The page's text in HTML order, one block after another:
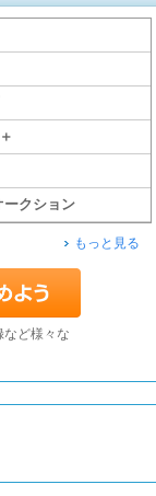
ークション
もっと見る
など様々な